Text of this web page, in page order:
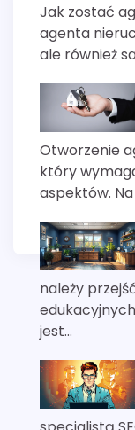
Jak zostać
agenta
ale również
Otworzenie
który
aspektów.
należy
jest…
wpisu